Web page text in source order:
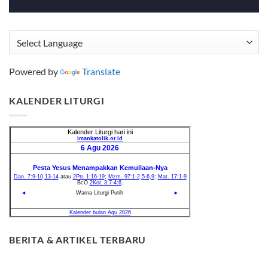
Powered by Translate
KALENDER LITURGI
BERITA & ARTIKEL TERBARU